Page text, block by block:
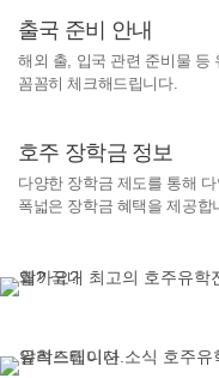
출국 준비 안내
해외 출, 입국 관련 준비물 등
꼼꼼히 체크해드립니다.
호주 장학금 정보
다양한 장학금 제도를 통해
폭넓은 장학금 혜택을 제공합